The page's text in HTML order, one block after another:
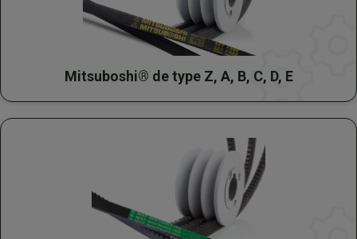
Mitsuboshi® de type Z, A, B, C, D, E